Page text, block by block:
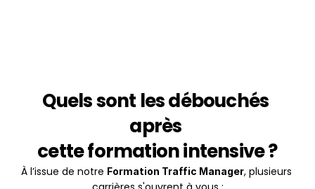
Quels sont les débouchés
après
cette formation intensive ?
À l’issue de notre Formation Traffic Manager, plusieurs